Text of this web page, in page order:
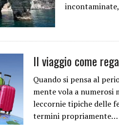
Il viaggio come
Quando si pensa al
mente vola a numerosi
leccornie tipiche delle
termini propriamente…